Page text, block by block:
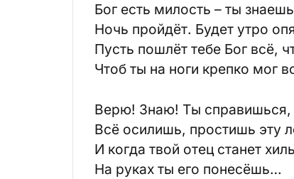
Бог есть милость – ты
Ночь пройдёт. Будет утро
Пусть пошлёт тебе Бог всё,
Чтоб ты на ноги крепко мог
Верю! Знаю! Ты
Всё осилишь, простишь эту
И когда твой отец станет
На руках ты его понесёшь…